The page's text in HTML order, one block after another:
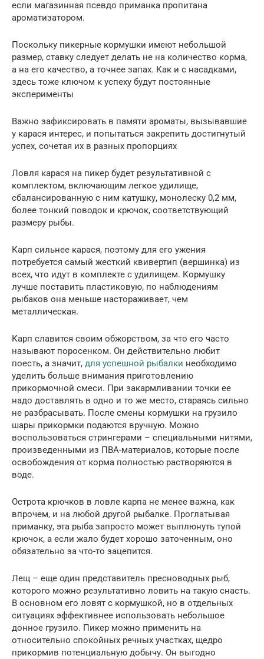
если магазинная псевдо приманка пропитана
ароматизатором.
Поскольку пикерные кормушки имеют небольшой
размер, ставку следует делать не на количество корма,
а на его качество, а точнее запах. Как и с насадками,
здесь тоже ключом к успеху будут постоянные
эксперименты
Важно зафиксировать в памяти ароматы, вызывавшие
у карася интерес, и попытаться закрепить достигнутый
успех, сочетая их в разных пропорциях
Ловля карася на пикер будет результативной с
комплектом, включающим легкое удилище,
сбалансированную с ним катушку, монолеску 0,2 мм,
более тонкий поводок и крючок, соответствующий
размеру рыбы.
Карп сильнее карася, поэтому для его ужения
потребуется самый жесткий квивертип (вершинка) из
всех, что идут в комплекте с удилищем. Кормушку
лучше поставить пластиковую, по наблюдениям
рыбаков она меньше настораживает, чем
металлическая.
Карп славится своим обжорством, за что его часто
называют поросенком. Он действительно любит
поесть, а значит, для успешной рыбалки необходимо
уделить больше внимания приготовлению
прикормочной смеси. При закармливании точки ее
надо доставлять в одно и то же место, стараясь сильно
не разбрасывать. После смены кормушки на грузило
шары прикормки подаются вручную. Можно
воспользоваться стрингерами – специальными нитями,
произведенными из ПВА-материалов, которые после
освобождения от корма полностью растворяются в
воде.
Острота крючков в ловле карпа не менее важна, как
впрочем, и на любой другой рыбалке. Проглатывая
приманку, эта рыба запросто может выплюнуть тупой
крючок, а если жало будет хорошо заточенным, оно
обязательно за что-то зацепится.
Лещ – еще один представитель пресноводных рыб,
которого можно результативно ловить на такую снасть.
В основном его ловят с кормушкой, но в отдельных
ситуациях эффективнее использовать небольшое
донное грузило. Пикер можно применить на
относительно спокойных речных участках, щедро
прикормив потенциальную добычу. Он выгодно